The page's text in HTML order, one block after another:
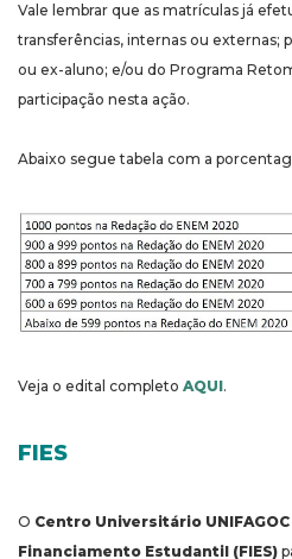
Vale lembrar que as matrículas já
transferências, internas ou externas;
ou ex-aluno; e/ou do Programa
participação nesta ação.
Abaixo segue tabela com a
Veja o edital completo AQUI.
FIES
O Centro Universitário UNIFAGOC
Financiamento Estudantil (FIES)